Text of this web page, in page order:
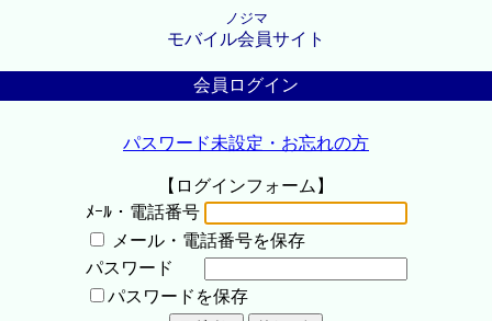
ノジマ
モバイル会員サイト
会員ログイン
パスワード未設定・お忘れの方
【ログインフォーム】
ﾒｰﾙ・電話番号
メール・電話番号を保存
パスワード
パスワードを保存